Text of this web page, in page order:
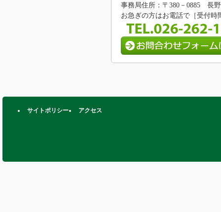
事務局住所：〒380－0885 長
お急ぎの方はお電話で［受付時
サイトポリシー アクセス